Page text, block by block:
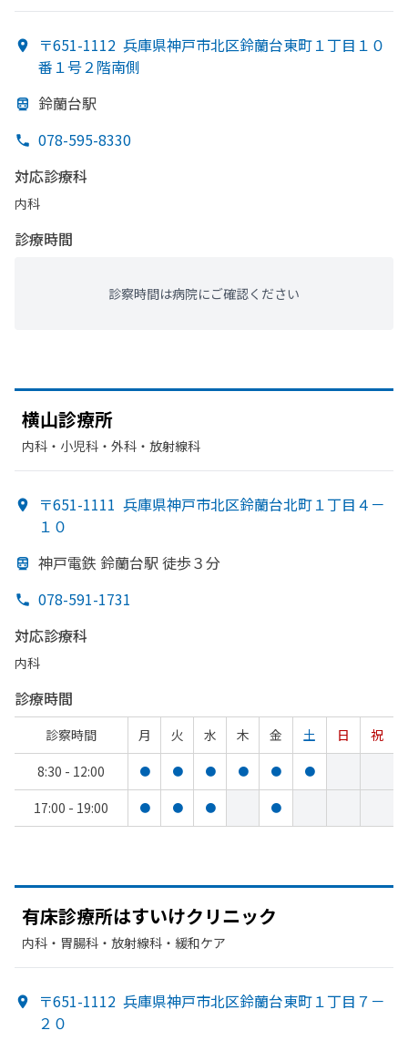
〒651-1112 兵庫県神戸市北区鈴蘭台東町１丁目１０
番１号２階南側
鈴蘭台駅
078-595-8330
対応診療科
内科
診療時間
診察時間は病院にご確認ください
横山診療所
内科・​小児科・​外科・​放射線科
〒651-1111 兵庫県神戸市北区鈴蘭台北町１丁目４－
１０
神戸電鉄 鈴蘭台駅 徒歩３分
078-591-1731
対応診療科
内科
診療時間
診察時間 月 火 水 木 金 土 日
祝
8:30 - 12:00
● ● ● ● ● ●
17:00 - 19:00 ● ● ● ●
有床診療所はすいけクリニック
内科・​胃腸科・​放射線科・​緩和ケア
〒651-1112 兵庫県神戸市北区鈴蘭台東町１丁目７－
２０